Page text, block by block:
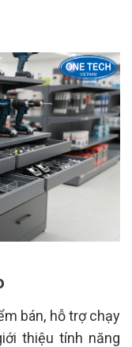
bán, hỗ trợ chạy
thiệu tính năng